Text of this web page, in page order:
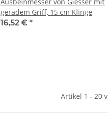
geradem Griff, 15 cm Klinge
16,52 € *
Artikel 1 - 20